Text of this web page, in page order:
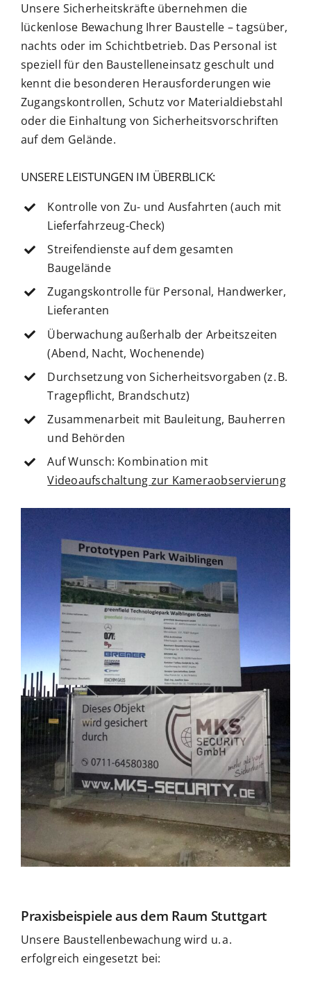
Unsere Sicherheitskräfte übernehmen die
lückenlose Bewachung Ihrer Baustelle – tagsüber,
nachts oder im Schichtbetrieb. Das Personal ist
speziell für den Baustelleneinsatz geschult und
kennt die besonderen Herausforderungen wie
Zugangskontrollen, Schutz vor Materialdiebstahl
oder die Einhaltung von Sicherheitsvorschriften
auf dem Gelände.
UNSERE LEISTUNGEN IM ÜBERBLICK:
Kontrolle von Zu- und Ausfahrten (auch mit
Lieferfahrzeug-Check)
Streifendienste auf dem gesamten
Baugelände
Zugangskontrolle für Personal, Handwerker,
Lieferanten
Überwachung außerhalb der Arbeitszeiten
(Abend, Nacht, Wochenende)
Durchsetzung von Sicherheitsvorgaben (z. B.
Tragepflicht, Brandschutz)
Zusammenarbeit mit Bauleitung, Bauherren
und Behörden
Auf Wunsch: Kombination mit
Videoaufschaltung zur Kameraobservierung
Praxisbeispiele aus dem Raum Stuttgart
Unsere Baustellenbewachung wird u. a.
erfolgreich eingesetzt bei: